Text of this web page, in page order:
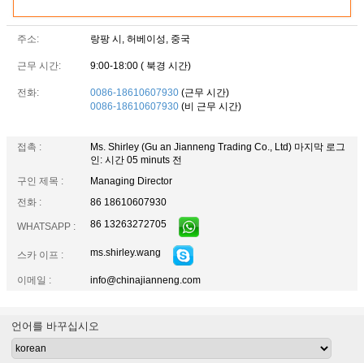
주소: 랑팡 시, 허베이성, 중국
근무 시간: 9:00-18:00 ( 북경 시간)
전화: 0086-18610607930 (근무 시간)
0086-18610607930 (비 근무 시간)
접촉 : Ms. Shirley (Gu an Jianneng Trading Co., Ltd) 마지막 로그
인: 시간 05 minuts 전
구인 제목 :
Managing Director
전화 :
86 18610607930
WHATSAPP : 86 13263272705
스카 이프 : ms.shirley.wang
이메일 : info@chinajianneng.com
언어를 바꾸십시오